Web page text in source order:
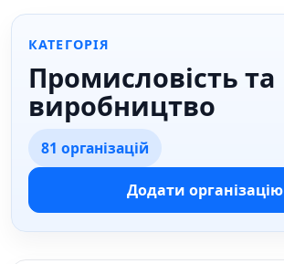
КАТЕГОРІЯ
Промисловість та
виробництво
81 організацій
Додати організацію